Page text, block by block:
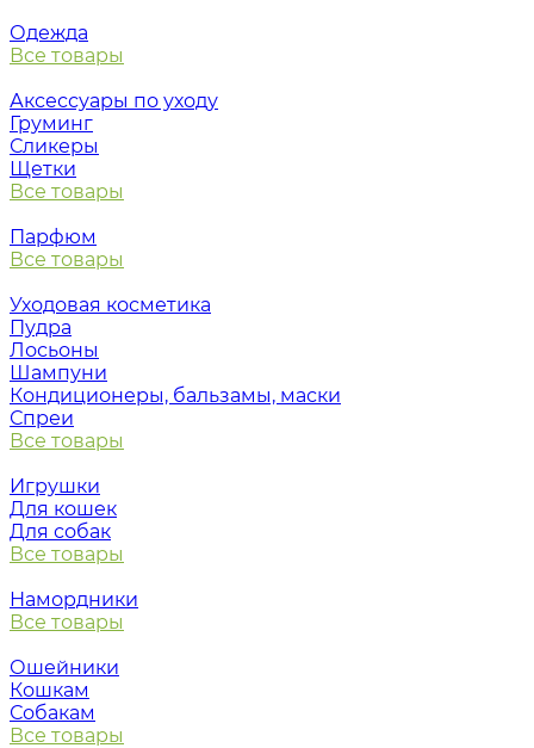
Одежда
Все товары
Аксессуары по уходу
Груминг
Сликеры
Щетки
Все товары
Парфюм
Все товары
Уходовая косметика
Пудра
Лосьоны
Шампуни
Кондиционеры, бальзамы, маски
Спреи
Все товары
Игрушки
Для кошек
Для собак
Все товары
Намордники
Все товары
Ошейники
Кошкам
Собакам
Все товары